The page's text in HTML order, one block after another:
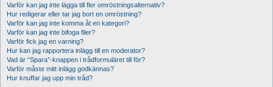
Varför kan jag inte lägga till fler omröstningsalternativ?
Hur redigerar eller tar jag bort en omröstning?
Varför kan jag inte komma åt en kategori?
Varför kan jag inte bifoga filer?
Varför fick jag en varning?
Hur kan jag rapportera inlägg till en moderator?
Vad är “Spara”-knappen i trådformuläret till för?
Varför måste mitt inlägg godkännas?
Hur knuffar jag upp min tråd?